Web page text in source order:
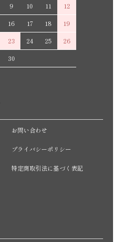
9 10 11
12
16 17 18
19
23 24 25
26
30
お問い合わせ
プライバシーポリシー
特定商取引法に基づく表記